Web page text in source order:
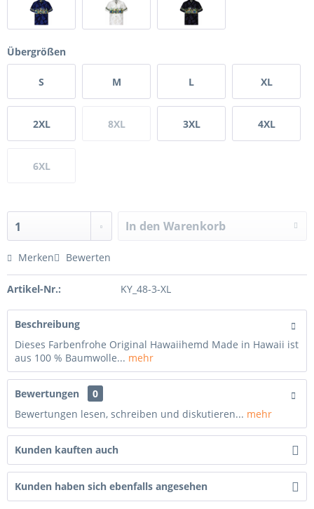
Übergrößen
S M L XL
2XL 8XL 3XL 4XL
6XL
1 In den Warenkorb
Merken Bewerten
Artikel-Nr.: KY_48-3-XL
Beschreibung
Dieses Farbenfrohe Original Hawaiihemd Made in Hawaii ist
aus 100 % Baumwolle... mehr
Bewertungen
0
Bewertungen lesen, schreiben und diskutieren... mehr
Kunden kauften auch
Kunden haben sich ebenfalls angesehen